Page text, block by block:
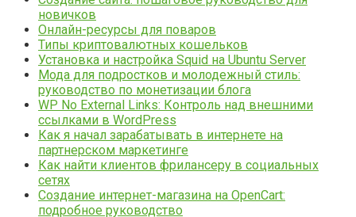
новичков
Онлайн-ресурсы для поваров
Типы криптовалютных кошельков
Установка и настройка Squid на Ubuntu Server
Мода для подростков и молодежный стиль:
руководство по монетизации блога
WP No External Links: Контроль над внешними
ссылками в WordPress
Как я начал зарабатывать в интернете на
партнерском маркетинге
Как найти клиентов фрилансеру в социальных
сетях
Создание интернет-магазина на OpenCart:
подробное руководство